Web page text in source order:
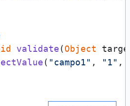
validate(Object
( "campo1" , "1" ,